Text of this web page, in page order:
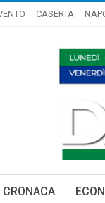
CASERTA
CRONACA